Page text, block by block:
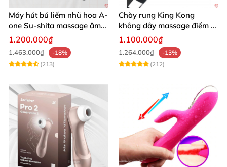
Máy hút bú liếm nhũ hoa A-
one Su-shita massage âm
đạo độc đáo
1.200.000₫
1.463.000₫
-18%
(213)
Chày rung King Kong
không dây massage điểm G
sạc USB tiện lợi cao cấp
1.100.000₫
1.264.000₫
-13%
(212)